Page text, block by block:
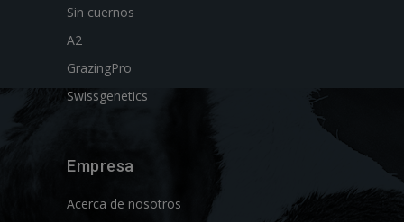
Sin cuernos
A2
GrazingPro
Swissgenetics
Empresa
Acerca de nosotros